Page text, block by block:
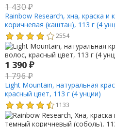
1 430₽
Rainbow Research, хна, краска и
коричневая (каштан), 113 г (4
2554
1 390 ₽
1 796₽
Light Mountain, натуральная
красный цвет, 113 г (4 унции)
1133